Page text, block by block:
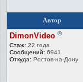
Автор
DimonVideo ®
Стаж: 22 года
Сообщений: 6941
Откуда: Ростов-на-Дону